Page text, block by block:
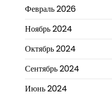
Февраль 2026
Ноябрь 2024
Октябрь 2024
Сентябрь 2024
Июнь 2024